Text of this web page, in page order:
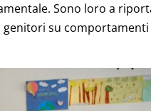
Sono loro a
su comportamenti